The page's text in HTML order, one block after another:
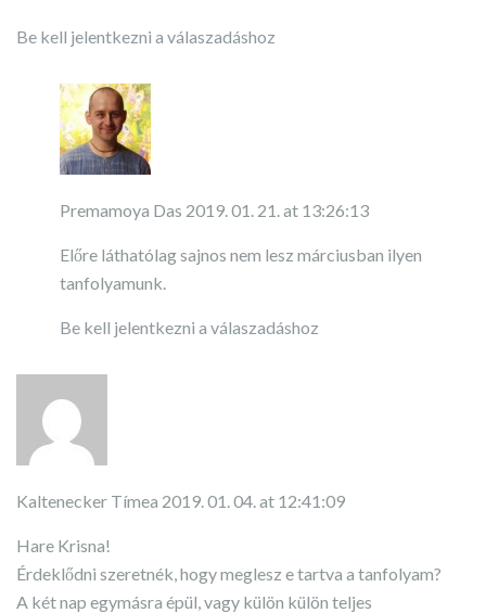
Be kell jelentkezni a válaszadáshoz
Premamoya Das 2019. 01. 21. at 13:26:13
Előre láthatólag sajnos nem lesz márciusban ilyen
tanfolyamunk.
Be kell jelentkezni a válaszadáshoz
Kaltenecker Tímea 2019. 01. 04. at 12:41:09
Hare Krisna!
Érdeklődni szeretnék, hogy meglesz e tartva a tanfolyam?
A két nap egymásra épül, vagy külön külön teljes